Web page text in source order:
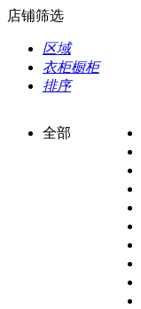
店铺筛选
区域
衣柜橱柜
排序
全部